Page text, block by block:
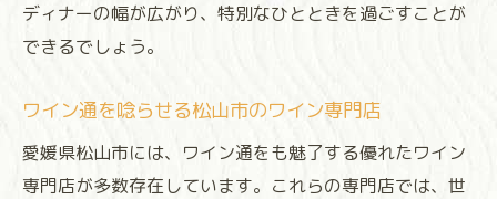
ディナーの幅が広がり、特別なひとときを過ごすことが
できるでしょう。
ワイン通を唸らせる松山市のワイン専門店
愛媛県松山市には、ワイン通をも魅了する優れたワイン
専門店が多数存在しています。これらの専門店では、世